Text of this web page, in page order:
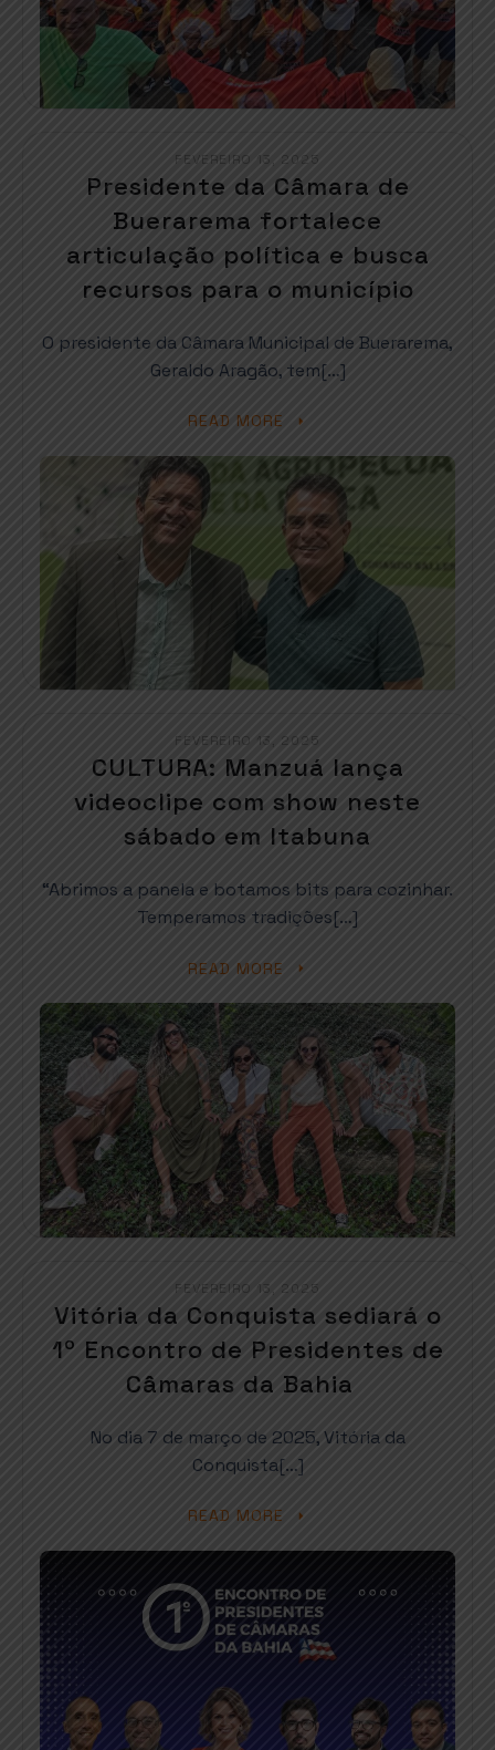
FEVEREIRO 13, 2025
Presidente da Câmara de
Buerarema fortalece
articulação política e busca
recursos para o município
O presidente da Câmara Municipal de Buerarema,
Geraldo Aragão, tem[…]
READ MORE
FEVEREIRO 13, 2025
CULTURA: Manzuá lança
videoclipe com show neste
sábado em Itabuna
“Abrimos a panela e botamos bits para cozinhar.
Temperamos tradições[…]
READ MORE
FEVEREIRO 13, 2025
Vitória da Conquista sediará o
1º Encontro de Presidentes de
Câmaras da Bahia
No dia 7 de março de 2025, Vitória da
Conquista[…]
READ MORE